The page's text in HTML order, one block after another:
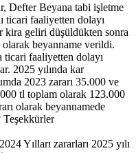
Defter Beyana tabi işletme
ticari faaliyetten dolayı
kira geliri düşüldükten sonra
olarak beyanname verildi.
ticari faaliyetten dolayı
2025 yılında kar
2023 zararı 35.000 ve
tl toplam olarak 123.000
olarak beyannamede
Yılları zararları 2025 yılı